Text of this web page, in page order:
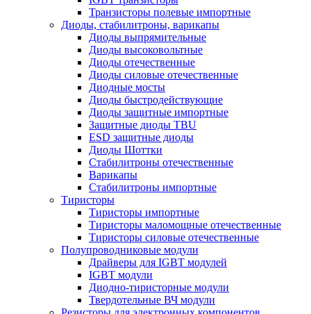
Транзисторы полевые импортные
Диоды, стабилитроны, варикапы
Диоды выпрямительные
Диоды высоковольтные
Диоды отечественные
Диоды силовые отечественные
Диодные мосты
Диоды быстродействующие
Диоды защитные импортные
Защитные диоды TBU
ESD защитные диоды
Диоды Шоттки
Стабилитроны отечественные
Варикапы
Стабилитроны импортные
Тиристоры
Тиристоры импортные
Тиристоры маломощные отечественные
Тиристоры силовые отечественные
Полупроводниковые модули
Драйверы для IGBT модулей
IGBT модули
Диодно-тиристорные модули
Твердотельные ВЧ модули